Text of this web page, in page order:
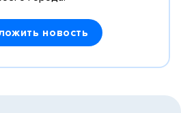
новость